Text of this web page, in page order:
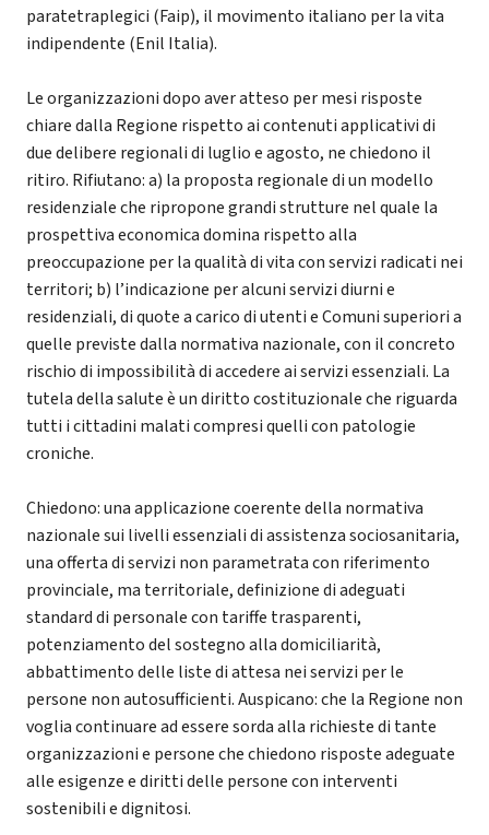
paratetraplegici (Faip), il movimento italiano per la vita
indipendente (Enil Italia).
Le organizzazioni dopo aver atteso per mesi risposte
chiare dalla Regione rispetto ai contenuti applicativi di
due delibere regionali di luglio e agosto, ne chiedono il
ritiro. Rifiutano: a) la proposta regionale di un modello
residenziale che ripropone grandi strutture nel quale la
prospettiva economica domina rispetto alla
preoccupazione per la qualità di vita con servizi radicati nei
territori; b) l’indicazione per alcuni servizi diurni e
residenziali, di quote a carico di utenti e Comuni superiori a
quelle previste dalla normativa nazionale, con il concreto
rischio di impossibilità di accedere ai servizi essenziali. La
tutela della salute è un diritto costituzionale che riguarda
tutti i cittadini malati compresi quelli con patologie
croniche.
Chiedono: una applicazione coerente della normativa
nazionale sui livelli essenziali di assistenza sociosanitaria,
una offerta di servizi non parametrata con riferimento
provinciale, ma territoriale, definizione di adeguati
standard di personale con tariffe trasparenti,
potenziamento del sostegno alla domiciliarità,
abbattimento delle liste di attesa nei servizi per le
persone non autosufficienti. Auspicano: che la Regione non
voglia continuare ad essere sorda alla richieste di tante
organizzazioni e persone che chiedono risposte adeguate
alle esigenze e diritti delle persone con interventi
sostenibili e dignitosi.